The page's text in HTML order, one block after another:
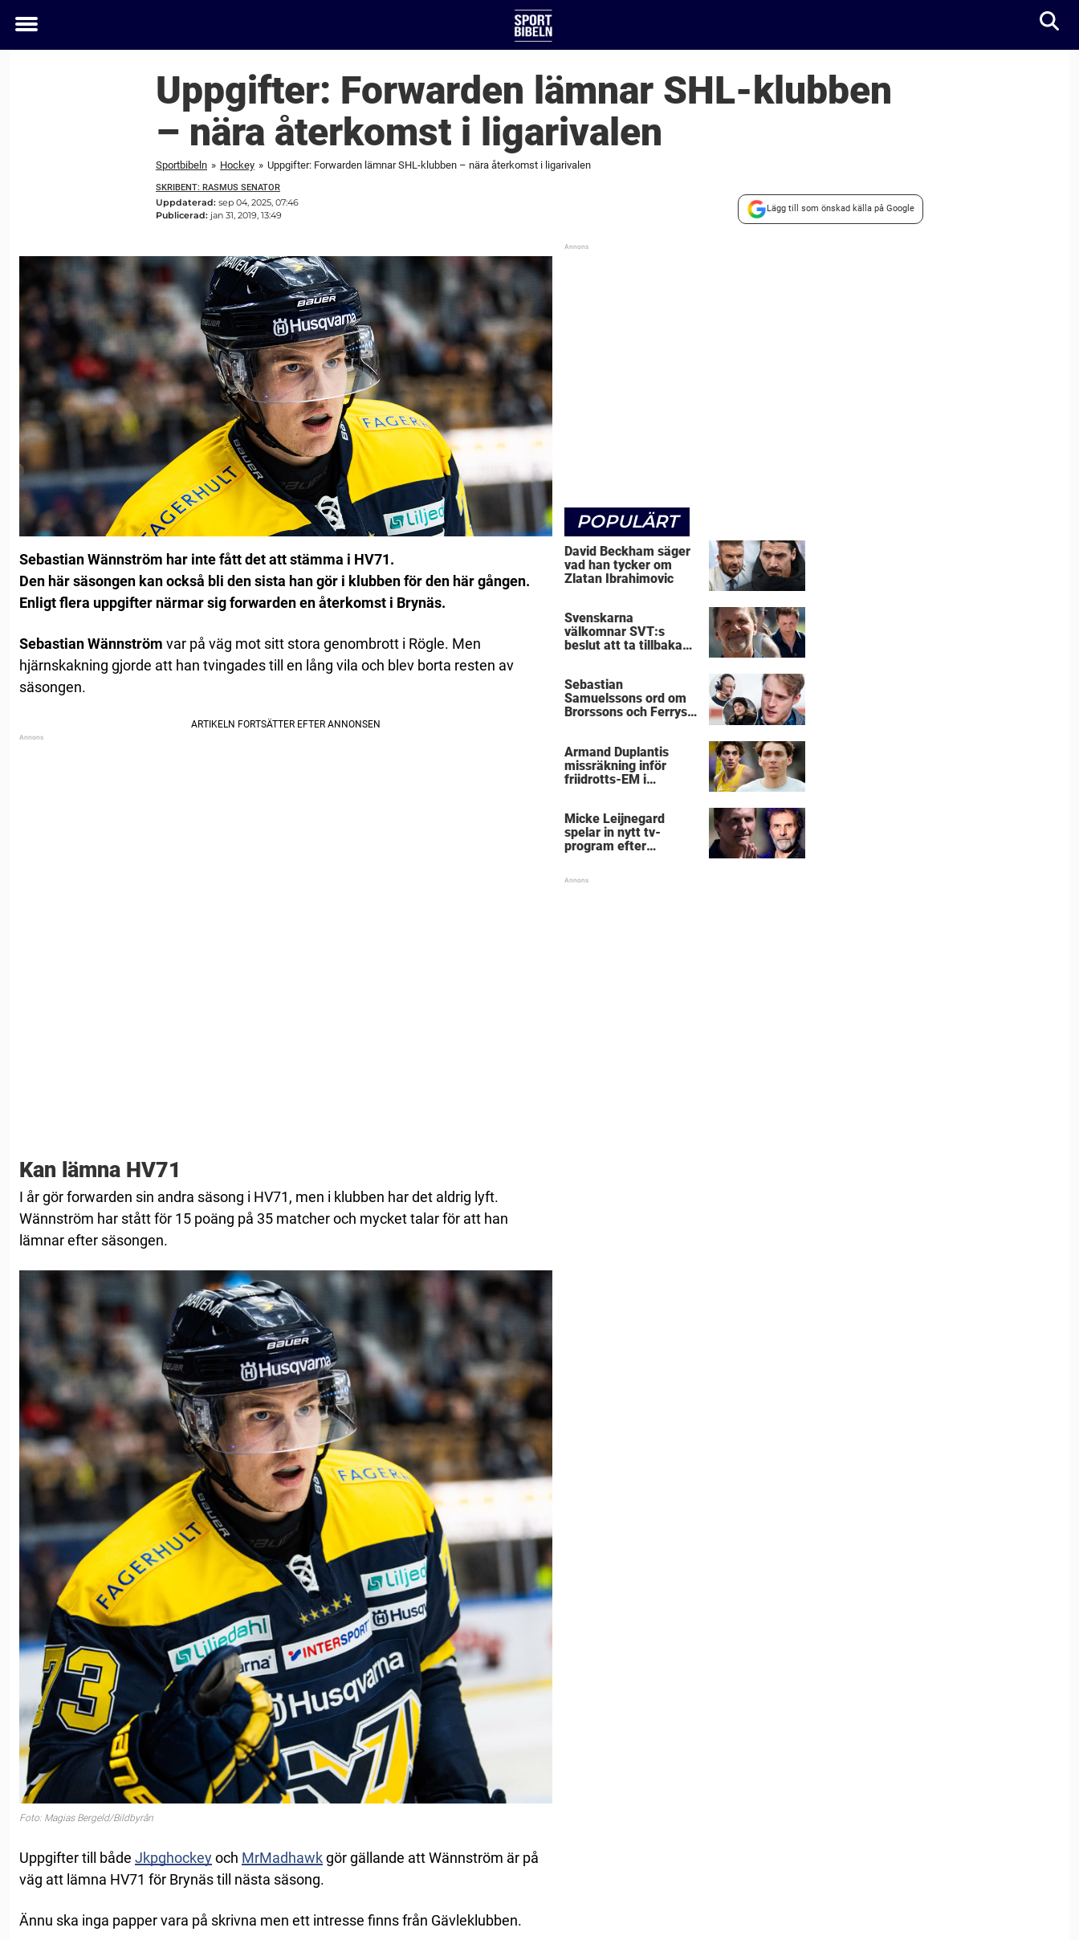
Toggle
Uppgifter: Forwarden lämnar SHL-klubben
– nära återkomst i ligarivalen
Sportbibeln » Hockey » Uppgifter: Forwarden lämnar SHL-klubben – nära återkomst i ligarivalen
SKRIBENT: RASMUS SENATOR
Uppdaterad: sep 04, 2025, 07:46
Publicerad: jan 31, 2019, 13:49
Lägg till som önskad källa på Google
Sebastian Wännström har inte fått det att stämma i HV71.
Den här säsongen kan också bli den sista han gör i klubben för den här gången.
Enligt flera uppgifter närmar sig forwarden en återkomst i Brynäs.
Sebastian Wännström var på väg mot sitt stora genombrott i Rögle. Men
hjärnskakning gjorde att han tvingades till en lång vila och blev borta resten av
säsongen.
Kan lämna HV71
I år gör forwarden sin andra säsong i HV71, men i klubben har det aldrig lyft.
Wännström har stått för 15 poäng på 35 matcher och mycket talar för att han
lämnar efter säsongen.
Foto: Magias Bergeld/Bildbyrån
Uppgifter till både Jkpghockeyoch MrMadhawkgör gällande att Wännström är på
väg att lämna HV71 för Brynäs till nästa säsong.
Ännu ska inga papper vara på skrivna men ett intresse finns från Gävleklubben.
POPULÄRT
David Beckham säger
vad han tycker om
Zlatan Ibrahimovic
Svenskarna
välkomnar SVT:s
beslut att ta tillbaka
Sebastian
Samuelssons ord om
Brorssons och Ferrys
Armand Duplantis
missräkning inför
friidrotts-EM i
Micke Leijnegard
spelar in nytt tv-
program efter